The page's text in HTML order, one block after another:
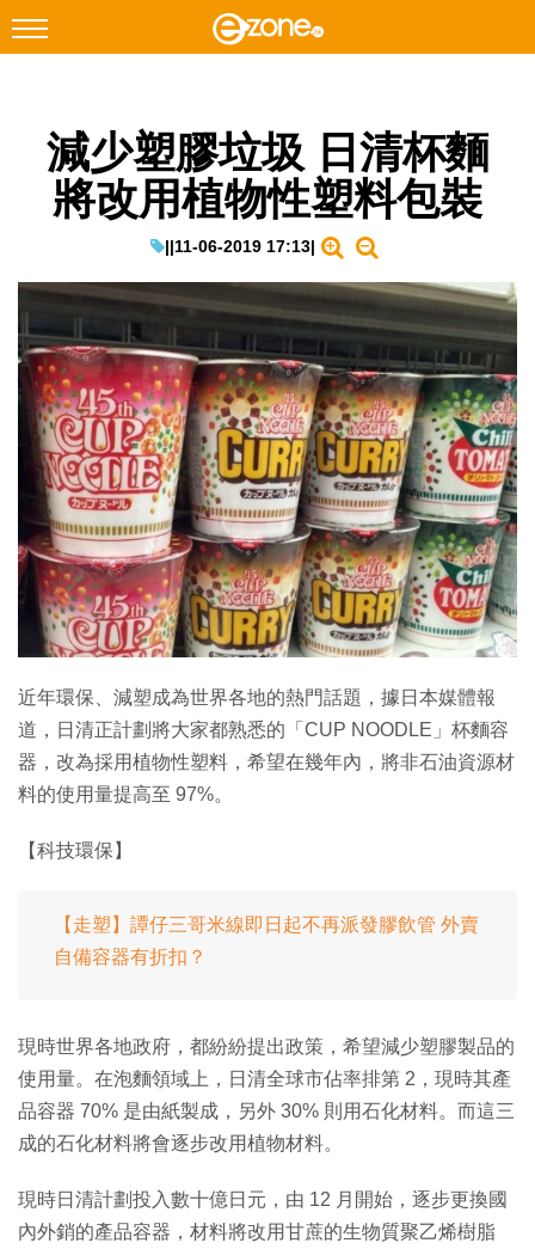
Facebook Instagram
科技焦點
遊戲動漫
教學評測
EduTech
IT Times
生成式AI與雲端應用
Enterprise Digital Transformation
特集
減少塑膠垃圾 日清杯麵
將改用植物性塑料包裝
||11-06-2019 17:13|
近年環保、減塑成為世界各地的熱門話題，據日本媒體報
道，日清正計劃將大家都熟悉的「CUP NOODLE」杯麵容
器，改為採用植物性塑料，希望在幾年內，將非石油資源材
料的使用量提高至 97%。
【科技環保】
【走塑】譚仔三哥米線即日起不再派發膠飲管 外賣
自備容器有折扣？
現時世界各地政府，都紛紛提出政策，希望減少塑膠製品的
使用量。在泡麵領域上，日清全球市佔率排第 2，現時其產
品容器 70% 是由紙製成，另外 30% 則用石化材料。而這三
成的石化材料將會逐步改用植物材料。
現時日清計劃投入數十億日元，由 12 月開始，逐步更換國
內外銷的產品容器，材料將改用甘蔗的生物質聚乙烯樹脂